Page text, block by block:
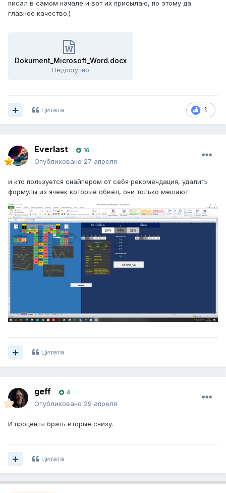
писал в самом начале и вот их присылаю, по этому да
главное качество.)
Dokument_Microsoft_Word.docx
Недоступно
1
Цитата
Everlast 16
Опубликовано 27 апреля
и кто пользуется снайпером от себя рекомендация, удалить
формулы из ячеек которые обвёл, они только мешают
Цитата
geff 4
Опубликовано 29 апреля
И проценты брать вторые снизу.
Цитата